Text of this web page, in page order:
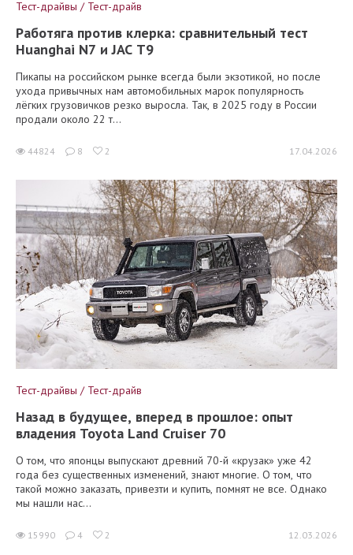
Тест-драйвы / Тест-драйв
Работяга против клерка: сравнительный тест
Huanghai N7 и JAC T9
Пикапы на российском рынке всегда были экзотикой, но после
ухода привычных нам автомобильных марок популярность
лёгких грузовичков резко выросла. Так, в 2025 году в России
продали около 22 т...
44824 8 2 17.04.2026
Тест-драйвы / Тест-драйв
Назад в будущее, вперед в прошлое: опыт
владения Toyota Land Cruiser 70
О том, что японцы выпускают древний 70-й «крузак» уже 42
года без существенных изменений, знают многие. О том, что
такой можно заказать, привезти и купить, помнят не все. Однако
мы нашли нас...
15990 4 2 12.03.2026